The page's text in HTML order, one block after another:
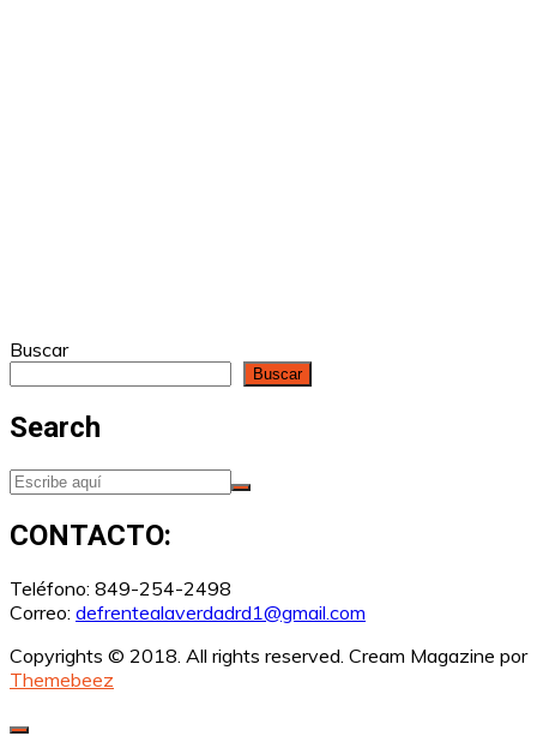
Buscar
Buscar
Search
CONTACTO:
Teléfono: 849-254-2498
Correo: defrentealaverdadrd1@gmail.com
Copyrights © 2018. All rights reserved. Cream Magazine por
Themebeez